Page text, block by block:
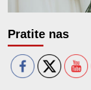
Pratite nas